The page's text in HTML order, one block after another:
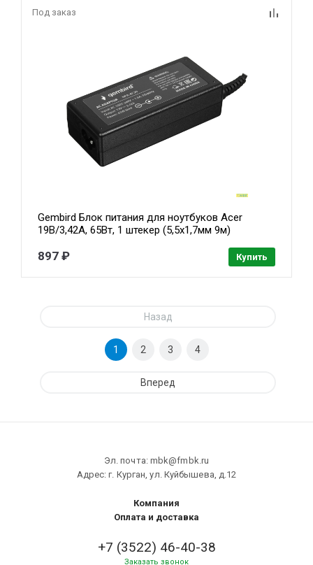
Под заказ
Gembird Блок питания для ноутбуков Acer
19В/3,42А, 65Вт, 1 штекер (5,5х1,7мм 9м)
897 ₽ Купить
Назад
1 2 3 4
Вперед
Эл. почта: mbk@fmbk.ru
Адрес: г. Курган, ул. Куйбышева, д.12
Компания
Оплата и доставка
+7 (3522) 46-40-38
Заказать звонок